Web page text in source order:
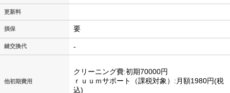
更新料
損保 要
鍵交換代 -
他初期費用
クリーニング費:初期70000円
ｒｕｕｍサポート（課税対象）:月額1980円(税
込)